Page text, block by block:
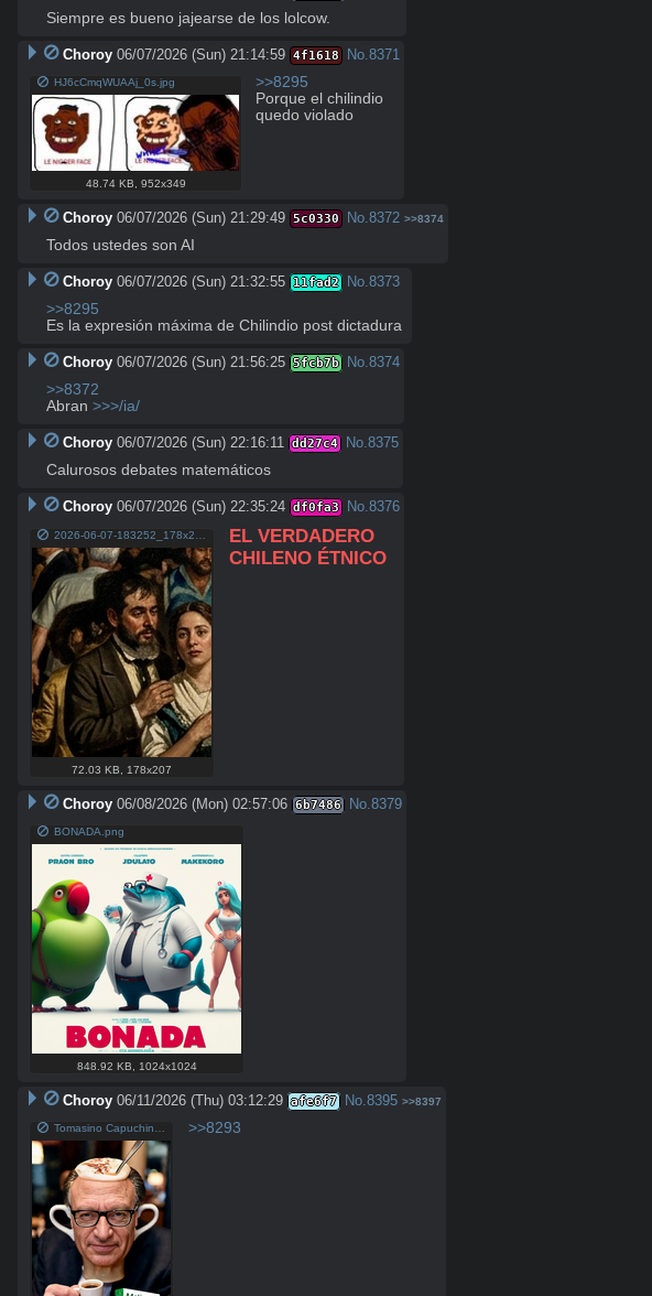
Siempre es bueno jajearse de los lolcow.
Choroy 06/07/2026 (Sun) 21:14:59 4f1618 No. 8371
HJ6cCmqWUAAj_0s.jpg
48.74 KB 952x349
>>8295
Porque el chilindio
quedo violado
Choroy 06/07/2026 (Sun) 21:29:49 5c0330 No.8372 >>8374
Todos ustedes son AI
Choroy 06/07/2026 (Sun) 21:32:55 11fad2 No.8373
>>8295
Es la expresión máxima de Chilindio post dictadura
Choroy 06/07/2026 (Sun) 21:56:25 5fcb7b No.8374
>>8372
Abran >>>/ia/
Choroy 06/07/2026 (Sun) 22:16:11 dd27c4 No.8375
Calurosos debates matemáticos
Choroy 06/07/2026 (Sun) 22:35:24 df0fa3 No.8376
72.03 KB 178x207
EL VERDADERO
CHILENO ÉTNICO
Choroy 06/08/2026 (Mon) 02:57:06 6b7486 No. 8379
BONADA.png
848.92 KB 1024x1024
Choroy 06/11/2026 (Thu) 03:12:29 afe6f7 No.8395 >>8397
Tomasino Capuchino.png >>8293